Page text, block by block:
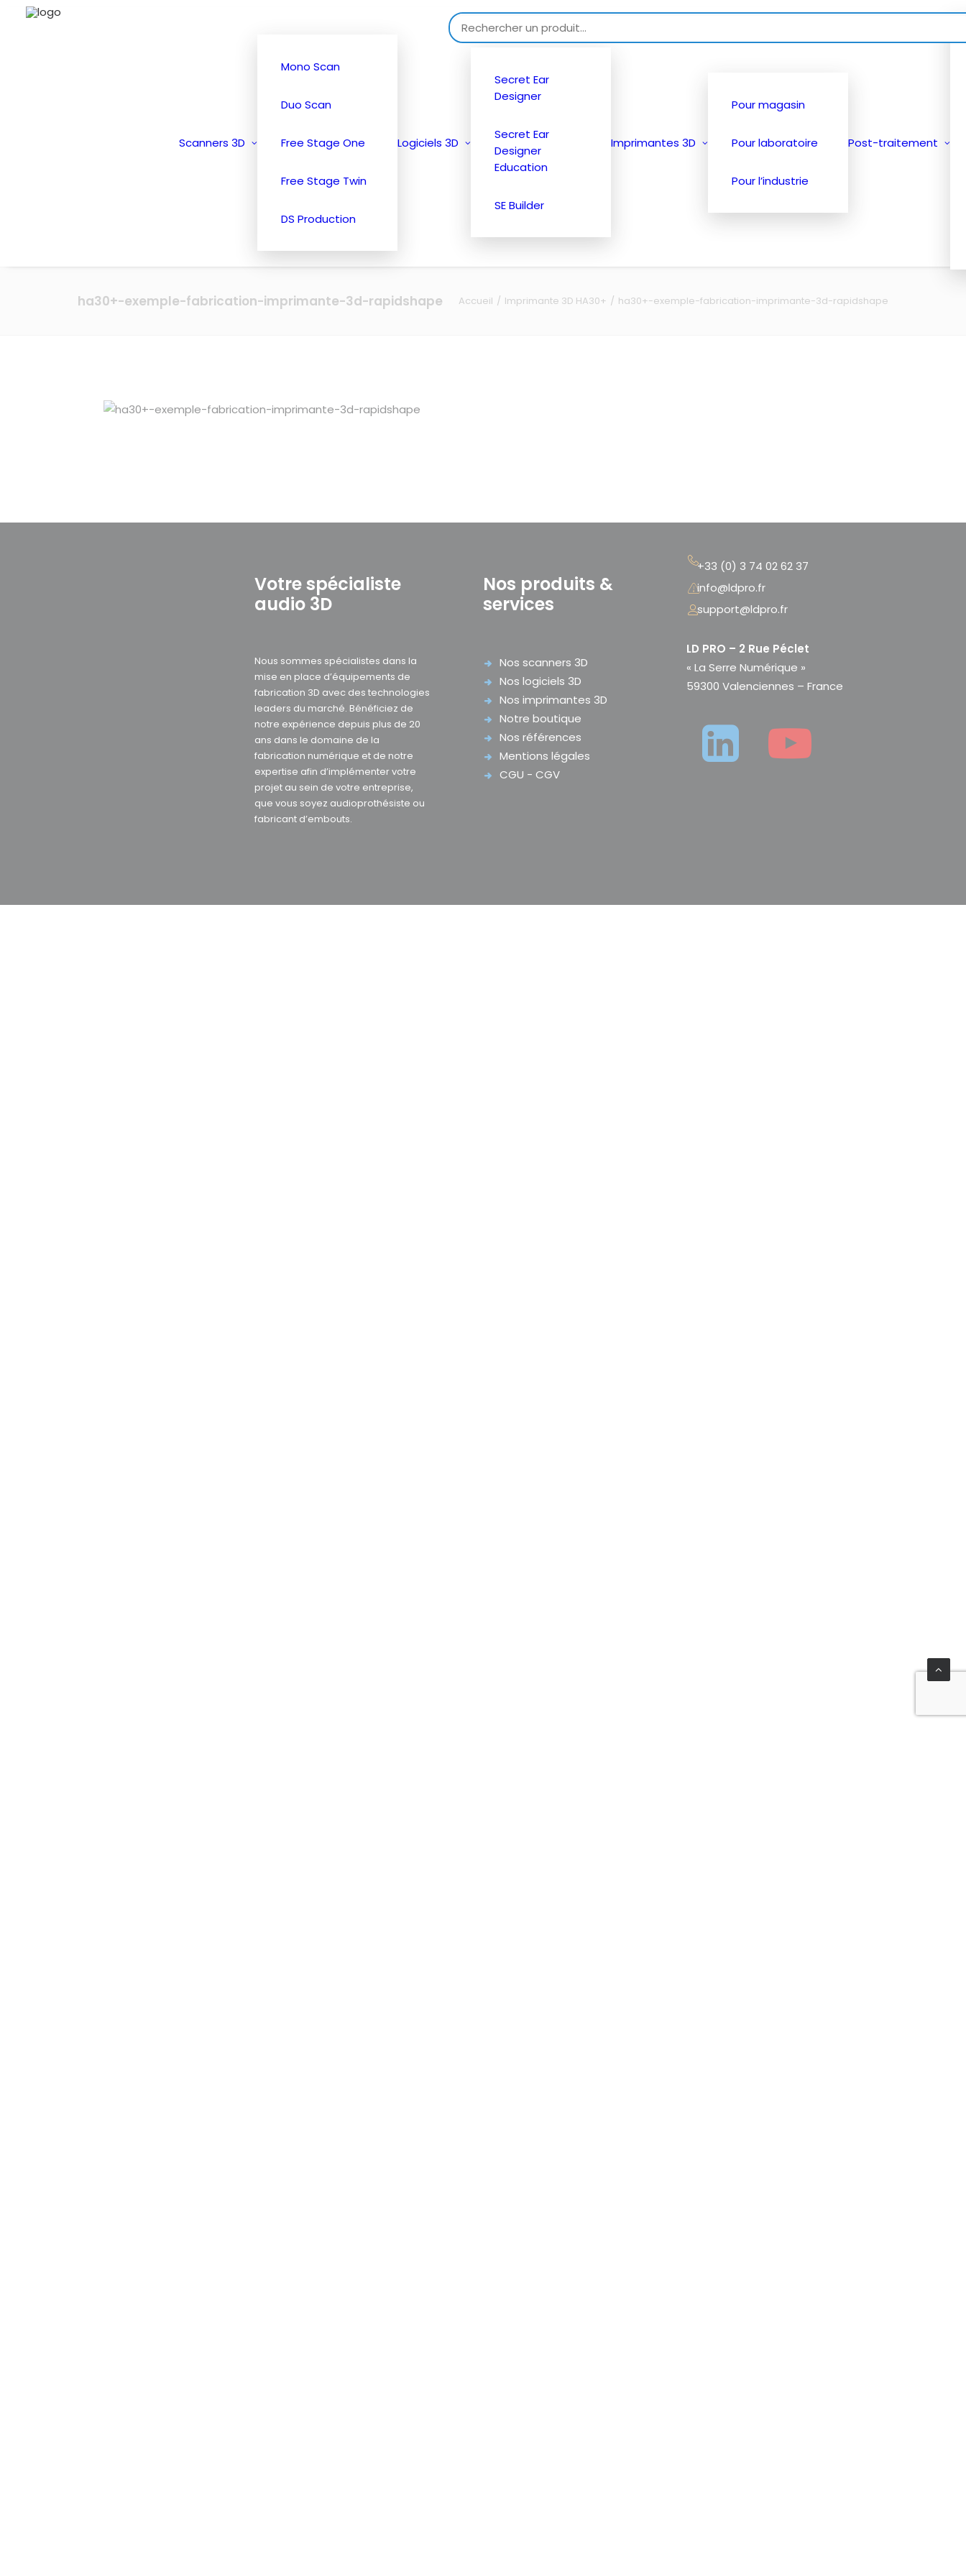
Scanners 3D
Mono Scan
Duo Scan
Free Stage One
Free Stage Twin
DS Production
Logiciels 3D
Secret Ear
Designer
Secret Ear
Designer
Education
SE Builder
Imprimantes 3D
Pour magasin
Pour laboratoire
Pour l’industrie
Post-traitement
Search for:
ha30+-exemple-fabrication-imprimante-3d-rapidshape Accueil Imprimante 3D HA30+ ha30+-exemple-fabrication-imprimante-3d-rapidshape
Votre spécialiste
audio 3D
Nous sommes spécialistes dans la
mise en place d’équipements de
fabrication 3D avec des technologies
leaders du marché. Bénéficiez de
notre expérience depuis plus de 20
ans dans le domaine de la
fabrication numérique et de notre
expertise afin d’implémenter votre
projet au sein de votre entreprise,
que vous soyez audioprothésiste ou
fabricant d’embouts.
Nos produits &
services
Nos scanners 3D
Nos logiciels 3D
Nos imprimantes 3D
Notre boutique
Nos références
Mentions légales
CGU - CGV
+33 (0) 3 74 02 62 37
info@ldpro.fr
support@ldpro.fr
LD PRO – 2 Rue Péclet
« La Serre Numérique »
59300 Valenciennes – France